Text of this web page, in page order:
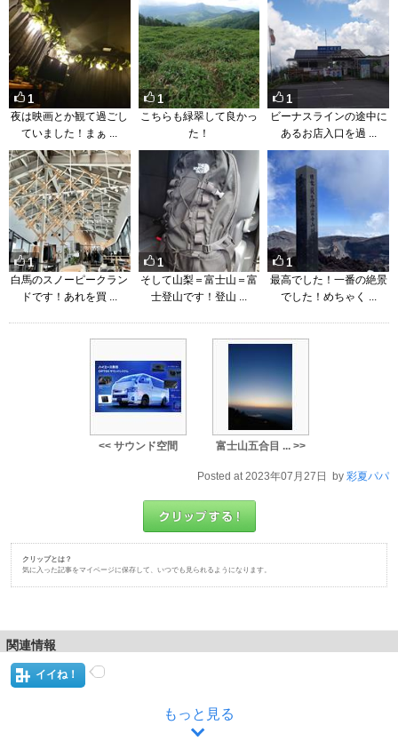
1
夜は映画とか観て過ごし
ていました！まぁ ...
1
こちらも緑翠して良かっ
た！
1
ビーナスラインの途中に
あるお店入口を過 ...
1
白馬のスノーピークラン
ドです！あれを買 ...
1
そして山梨＝富士山＝富
士登山です！登山 ...
1
最高でした！一番の絶景
でした！めちゃく ...
<< サウンド空間 富士山五合目 ... >>
Posted at 2023年07月27日 by 彩夏パパ
クリップとは？
気に入った記事をマイページに保存して、いつでも見られるようになります。
関連情報
イイね！
もっと見る